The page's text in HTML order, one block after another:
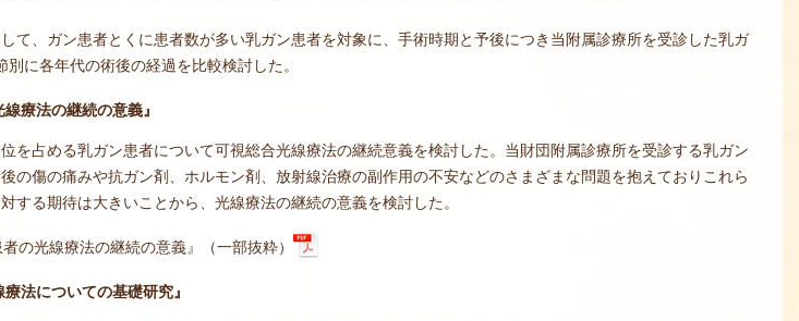
て、ガン患者とくに患者数が多い乳ガン患者を対象に、手術時期と予後につき当附属診療所を受診した乳ガ
に各年代の術後の経過を比較検討した。
療法の継続の意義』
を占める乳ガン患者について可視総合光線療法の継続意義を検討した。当財団附属診療所を受診する乳ガン
の傷の痛みや抗ガン剤、ホルモン剤、放射線治療の副作用の不安などのさまざまな問題を抱えておりこれら
する期待は大きいことから、光線療法の継続の意義を検討した。
の光線療法の継続の意義』（一部抜粋）
法についての基礎研究』